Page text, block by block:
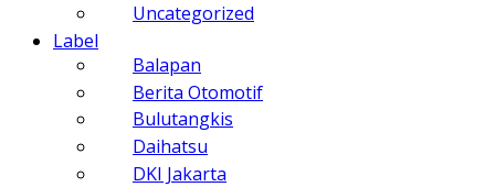
Uncategorized
Label
Balapan
Berita Otomotif
Bulutangkis
Daihatsu
DKI Jakarta